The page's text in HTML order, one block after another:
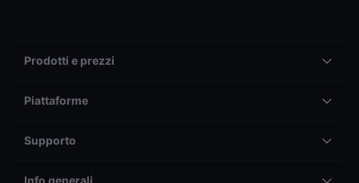
Prodotti e prezzi
Piattaforme
Supporto